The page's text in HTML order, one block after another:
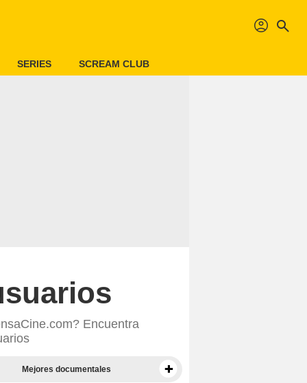
profil search
SERIES SCREAM CLUB
Encuentra
Mejores documentales